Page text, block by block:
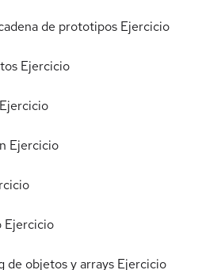
de prototipos Ejercicio
Ejercicio
Ejercicio
Ejercicio
Ejercicio
de objetos y arrays Ejercicio